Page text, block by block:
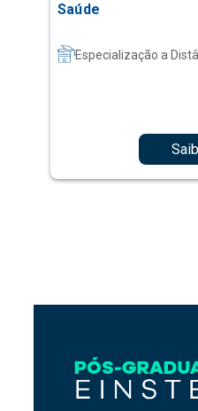
Saúde
Especialização a